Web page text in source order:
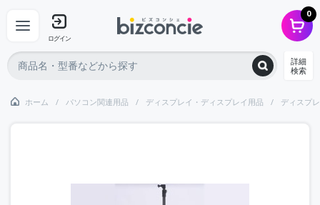
ログイン
0
詳細
検索
ホーム パソコン関連用品 ディスプレイ・ディスプレイ用品 ディスプ